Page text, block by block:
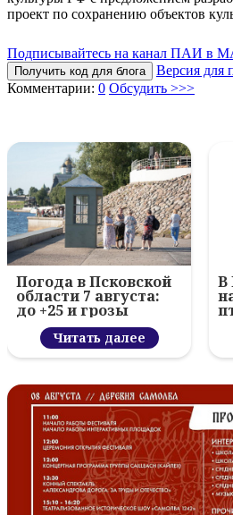
проект по сохранению объектов
Подписывайтесь на канал ПАИ в
Получить код для блога
Версия для
Комментарии: 0 Обсудить >>>
Погода в Псковской
области 7 августа:
до +25 и грозы
Читать далее
В